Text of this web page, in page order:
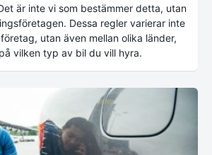
är inte vi som bestämmer detta, utan
Dessa regler varierar inte
utan även mellan olika länder,
vilken typ av bil du vill hyra.